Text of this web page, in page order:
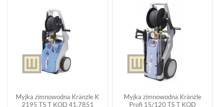
Myjka zimnowodna Kränzle K
2195 TS T KOD 41.7851
Myjka zimnowodna Kränzle
Profi 15/120 TS T KOD